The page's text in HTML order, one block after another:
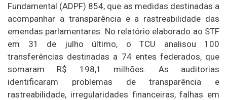
Fundamental (ADPF) 854, que as medidas destinadas a
acompanhar a transparência e a rastreabilidade das
emendas parlamentares. No relatório elaborado ao STF
em 31 de julho último, o TCU analisou 100
transferências destinadas a 74 entes federados, que
somaram R$ 198,1 milhões. As auditorias
identificaram problemas de transparência e
rastreabilidade, irregularidades financeiras, falhas em